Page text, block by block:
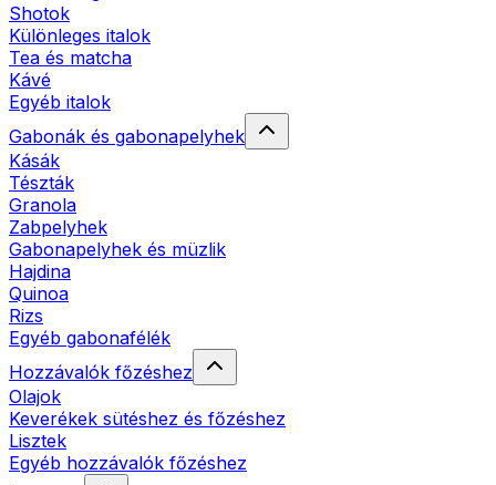
Shotok
Különleges italok
Tea és matcha
Kávé
Egyéb italok
Gabonák és gabonapelyhek
Kásák
Tészták
Granola
Zabpelyhek
Gabonapelyhek és müzlik
Hajdina
Quinoa
Rizs
Egyéb gabonafélék
Hozzávalók főzéshez
Olajok
Keverékek sütéshez és főzéshez
Lisztek
Egyéb hozzávalók főzéshez